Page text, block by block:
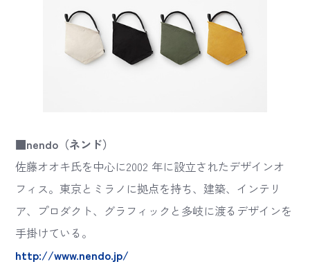
■nendo（ネンド）
佐藤オオキ氏を中心に2002 年に設立されたデザインオ
フィス。東京とミラノに拠点を持ち、建築、インテリ
ア、プロダクト、グラフィックと多岐に渡るデザインを
手掛けている。
http://www.nendo.jp/